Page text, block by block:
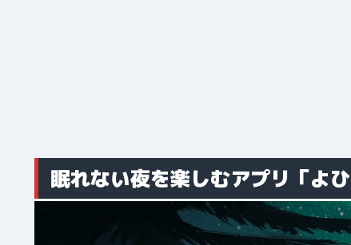
眠れない夜を楽しむアプリ「よ